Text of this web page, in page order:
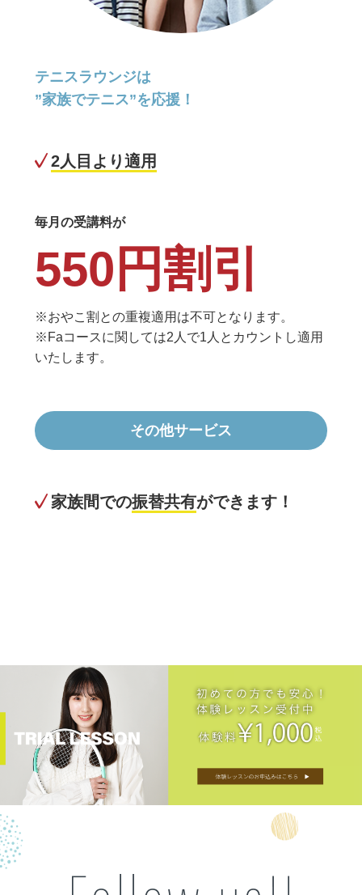
テニスラウンジは
”家族でテニス”を応援！
2人目より適用
毎月の受講料が
550円割引
※おやこ割との重複適用は不可となります。
※Faコースに関しては2人で1人とカウントし適用
いたします。
その他サービス
家族間での振替共有ができます！